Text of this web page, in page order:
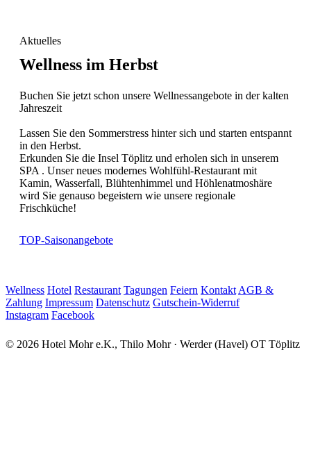
Aktuelles
Wellness im Herbst
Buchen Sie jetzt schon unsere Wellnessangebote in der kalten
Jahreszeit
Lassen Sie den Sommerstress hinter sich und starten entspannt
in den Herbst.
Erkunden Sie die Insel Töplitz und erholen sich in unserem
SPA . Unser neues modernes Wohlfühl-Restaurant mit
Kamin, Wasserfall, Blühtenhimmel und Höhlenatmoshäre
wird Sie genauso begeistern wie unsere regionale
Frischküche!
TOP-Saisonangebote
Wellness Hotel Restaurant Tagungen Feiern Kontakt AGB &
Zahlung Impressum Datenschutz Gutschein-Widerruf
Instagram Facebook
© 2026 Hotel Mohr e.K., Thilo Mohr · Werder (Havel) OT Töplitz